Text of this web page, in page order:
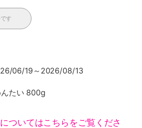
す
06/19～2026/08/13
たい 800g
ついてはこちらをご覧くださ